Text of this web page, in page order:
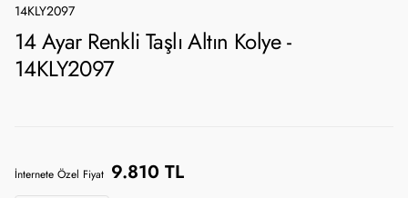
14KLY2097
14 Ayar Renkli Taşlı Altın Kolye -
14KLY2097
İnternete Özel Fiyat 9.810 TL